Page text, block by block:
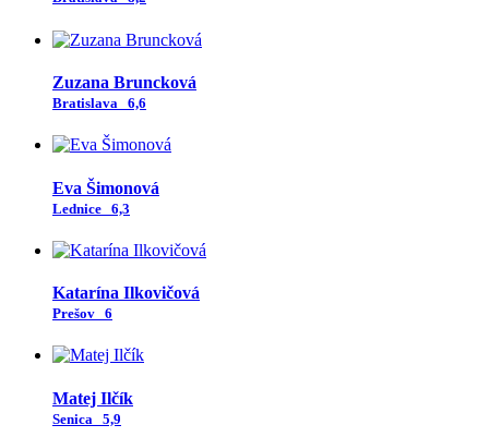
Zuzana Bruncková
Bratislava 6,6
Eva Šimonová
Lednice 6,3
Katarína Ilkovičová
Prešov 6
Matej Ilčík
Senica 5,9